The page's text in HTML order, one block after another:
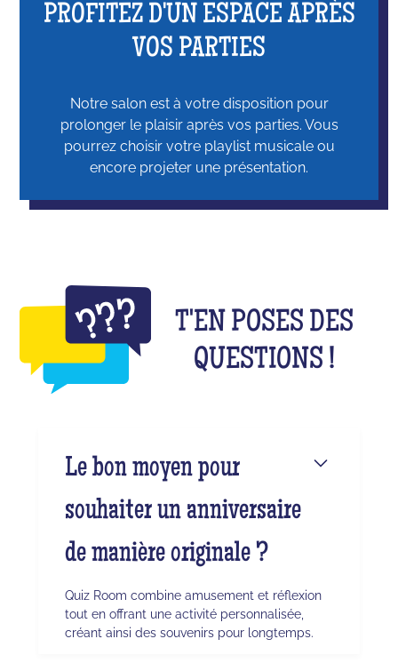
PROFITEZ D'UN ESPACE APRÈS
VOS PARTIES
Notre salon est à votre disposition pour
prolonger le plaisir après vos parties. Vous
pourrez choisir votre playlist musicale ou
encore projeter une présentation.
T'EN POSES DES
QUESTIONS !
Le bon moyen pour
souhaiter un anniversaire
de manière originale ?
Quiz Room combine amusement et réflexion
tout en offrant une activité personnalisée,
créant ainsi des souvenirs pour longtemps.